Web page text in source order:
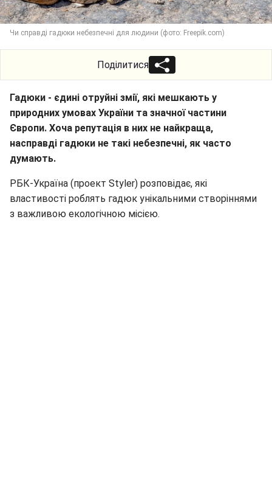
Чи справді гадюки небезпечні для людини (фото: Freepik.com)
Поділитися
Гадюки - єдині отруйні змії, які мешкають у
природних умовах України та значної частини
Європи. Хоча репутація в них не найкраща,
насправді гадюки не такі небезпечні, як часто
думають.
РБК-Україна (проект Styler) розповідає, які
властивості роблять гадюк унікальними створіннями
з важливою екологічною місією.